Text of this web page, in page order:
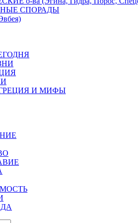
СПОРАДЫ
И МИФЫ